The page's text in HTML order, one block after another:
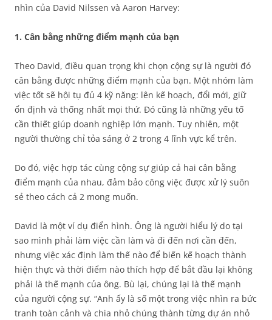
nhìn của David Nilssen và Aaron Harvey:
1. Cân bằng những điểm mạnh của bạn
Theo David, điều quan trọng khi chọn cộng sự là người đó
cân bằng được những điểm mạnh của bạn. Một nhóm làm
việc tốt sẽ hội tụ đủ 4 kỹ năng: lên kế hoạch, đổi mới, giữ
ổn định và thống nhất mọi thứ. Đó cũng là những yếu tố
cần thiết giúp doanh nghiệp lớn mạnh. Tuy nhiên, một
người thường chỉ tỏa sáng ở 2 trong 4 lĩnh vực kể trên.
Do đó, việc hợp tác cùng cộng sự giúp cả hai cân bằng
điểm mạnh của nhau, đảm bảo công việc được xử lý suôn
sẻ theo cách cả 2 mong muốn.
David là một ví dụ điển hình. Ông là người hiểu lý do tại
sao mình phải làm việc cần làm và đi đến nơi cần đến,
nhưng việc xác định làm thế nào để biến kế hoạch thành
hiện thực và thời điểm nào thích hợp để bắt đầu lại không
phải là thế mạnh của ông. Bù lại, chúng lại là thế mạnh
của người cộng sự. “Anh ấy là số một trong việc nhìn ra bức
tranh toàn cảnh và chia nhỏ chúng thành từng dự án nhỏ